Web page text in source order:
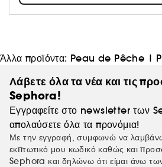
επιδερμίδας και ασφαλείς
μια νέα προσέγγιση που επιτρέπει
Άλλα προϊόντα: Peau de Pêche |
Λάβετε όλα τα νέα και τις
Sephora!
Εγγραφείτε στο newsletter των
απολαύσετε όλα τα προνόμια!
Με την εγγραφή, συμφωνώ να
εκπτωτικό μου κωδικό καθώς και
Sephora και δηλώνω ότι είμαι άνω